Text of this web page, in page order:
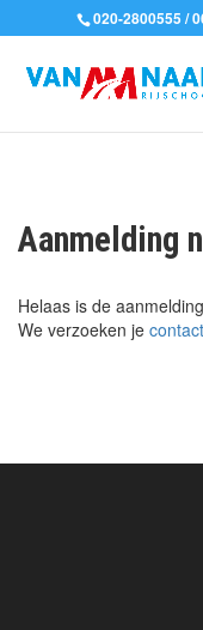
020-2800555 /
Aanmelding
Helaas is de
We verzoeken je contact